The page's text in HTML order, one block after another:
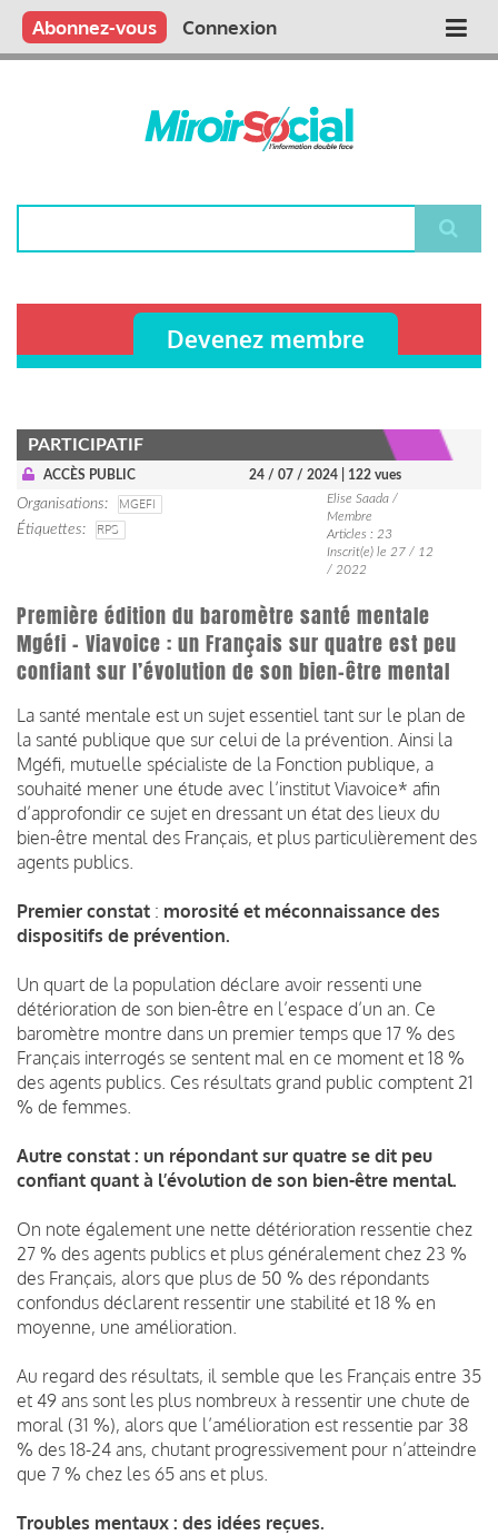
Aller
contenu
Main
Qui sommes nous ?
Vous publiez
Nous publions
Contactez-nous
Abonnez-vous Connexion
Devenez membre
PARTICIPATIF
ACCÈS PUBLIC 24 / 07 / 2024 | 122 vues
Organisations
MGEFI
Étiquettes
RPS
Elise Saada /
Membre
Articles : 23
Inscrit(e) le 27 / 12
/ 2022
Première édition du baromètre santé mentale
Mgéfi - Viavoice : un Français sur quatre est peu
confiant sur l’évolution de son bien-être mental
La santé mentale est un sujet essentiel tant sur le plan de
la santé publique que sur celui de la prévention. Ainsi la
Mgéfi, mutuelle spécialiste de la Fonction publique, a
souhaité mener une étude avec l’institut Viavoice* afin
d’approfondir ce sujet en dressant un état des lieux du
bien-être mental des Français, et plus particulièrement des
agents publics.
Premier constat : morosité et méconnaissance des
dispositifs de prévention.
Un quart de la population déclare avoir ressenti une
détérioration de son bien-être en l’espace d’un an. Ce
baromètre montre dans un premier temps que 17 % des
Français interrogés se sentent mal en ce moment et 18 %
des agents publics. Ces résultats grand public comptent 21
% de femmes.
Autre constat : un répondant sur quatre se dit peu
confiant quant à l’évolution de son bien-être mental.
On note également une nette détérioration ressentie chez
27 % des agents publics et plus généralement chez 23 %
des Français, alors que plus de 50 % des répondants
confondus déclarent ressentir une stabilité et 18 % en
moyenne, une amélioration.
Au regard des résultats, il semble que les Français entre 35
et 49 ans sont les plus nombreux à ressentir une chute de
moral (31 %), alors que l’amélioration est ressentie par 38
% des 18-24 ans, chutant progressivement pour n’atteindre
que 7 % chez les 65 ans et plus.
Troubles mentaux : des idées reçues.